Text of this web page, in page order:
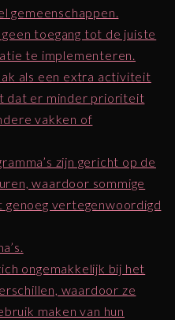
gemeenschappen.
toegang tot de juiste
te implementeren.
als een extra activiteit
dat er minder prioriteit
vakken of
zijn gericht op de
waardoor sommige
vertegenwoordigd
ongemakkelijk bij het
waardoor ze
maken van hun